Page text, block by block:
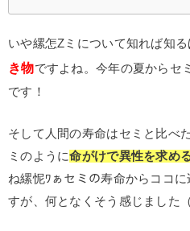
いや縲怎Zミについて知れば知
き物ですよね。今年の夏からセ
です！
そして人間の寿命はセミと比べ
ミのように命がけで異性を求め
ね縲怩ﾜぁセミの寿命からココ
すが、何となくそう感じました（